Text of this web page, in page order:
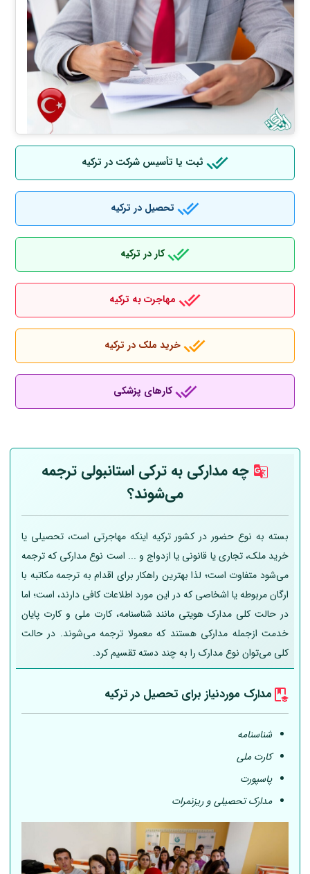
ثبت یا تأسیس شرکت در ترکیه
تحصیل در ترکیه
کار در ترکیه
مهاجرت به ترکیه
خرید ملک در ترکیه
کارهای پزشکی
چه مدارکی به ترکی استانبولی ترجمه
می‌شوند؟
بسته به نوع حضور در کشور ترکیه اینکه مهاجرتی است، تحصیلی یا
خرید ملک، تجاری یا قانونی یا ازدواج و ... است نوع مدارکی که ترجمه
می‌شود متفاوت است؛ لذا بهترین راهکار برای اقدام به ترجمه مکاتبه با
ارگان مربوطه یا اشخاصی که در این مورد اطلاعات کافی دارند، است؛ اما
در حالت کلی مدارک هویتی مانند شناسنامه، کارت ملی و کارت پایان
خدمت ازجمله مدارکی هستند که معمولا ترجمه می‌شوند. در حالت
کلی می‌توان نوع مدارک را به چند دسته تقسیم کرد.
مدارک موردنیاز برای تحصیل در ترکیه
شناسنامه
کارت ملی
پاسپورت
مدارک تحصیلی و ریزنمرات